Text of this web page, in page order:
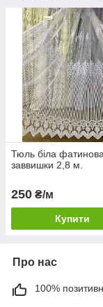
Тюль біла
заввишки 2,8 м.
250 ₴/м
Купити
Про нас
100%